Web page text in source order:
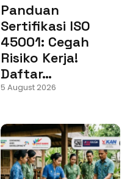
Panduan
Sertifikasi ISO
45001: Cegah
Risiko Kerja!
Daftar…
5 August 2026